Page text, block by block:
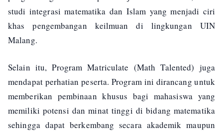
studi integrasi matematika dan Islam yang menjadi ciri
khas pengembangan keilmuan di lingkungan UIN
Malang.
Selain itu, Program Matriculate (Math Talented) juga
mendapat perhatian peserta. Program ini dirancang untuk
memberikan pembinaan khusus bagi mahasiswa yang
memiliki potensi dan minat tinggi di bidang matematika
sehingga dapat berkembang secara akademik maupun